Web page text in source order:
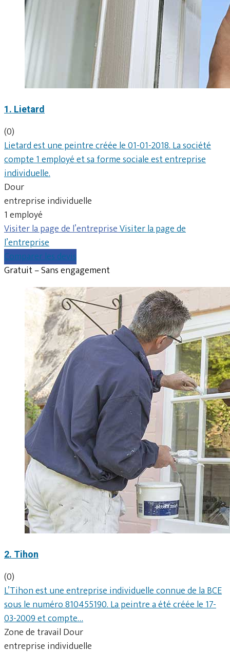
1. Lietard
(0)
Lietard est une peintre créée le 01-01-2018. La société
compte 1 employé et sa forme sociale est entreprise
individuelle.
Dour
entreprise individuelle
1 employé
Visiter la page de l’entrepriseVisiter la page de
l’entreprise
Comparer les devis
Gratuit – Sans engagement
2. Tihon
(0)
L’Tihon est une entreprise individuelle connue de la BCE
sous le numéro 810455190. La peintre a été créée le 17-
03-2009 et compte…
Zone de travail Dour
entreprise individuelle